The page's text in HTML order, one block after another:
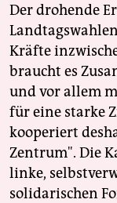
Der drohende
Kräfte
braucht es
und vor allem
für eine starke
kooperiert
Zentrum". Die
linke,
solidarischen